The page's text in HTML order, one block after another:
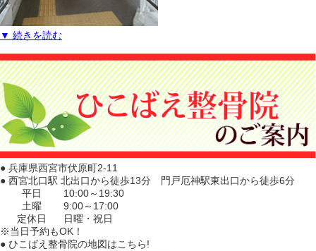
▼ 続きを読む
● 兵庫県西宮市伏原町2-11
● 西宮北口駅 北出口から徒歩13分 門戸厄神駅東出口から徒歩6分
平日
10:00～19:30
土曜
9:00～17:00
定休日
日曜・祝日
※当日予約もOK！
● ひこばえ整骨院の地図はこちら!